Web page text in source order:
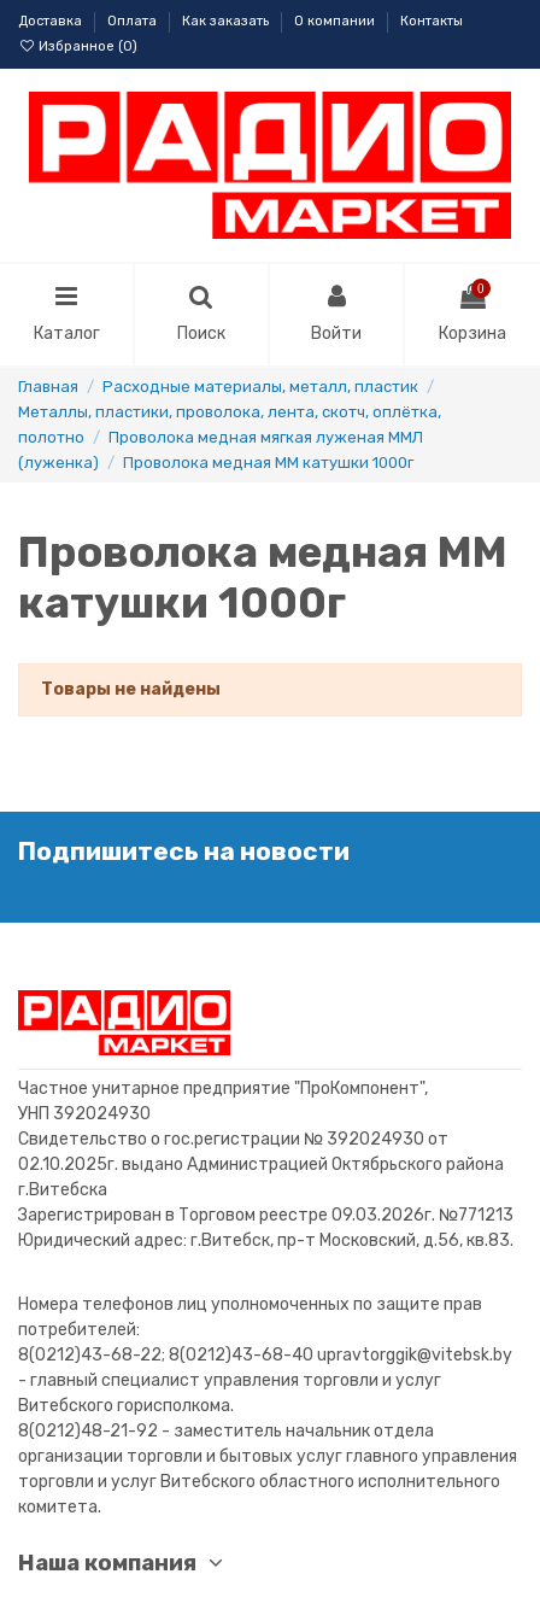
Доставка Оплата Как заказать О компании
Контакты
Избранное (0)
Каталог Поиск Войти
0
Корзина
Главная
Расходные материалы, металл, пластик
Металлы, пластики, проволока, лента, скотч, оплётка,
полотно
Проволока медная мягкая луженая ММЛ
(луженка)
Проволока медная ММ катушки 1000г
Проволока медная ММ
катушки 1000г
Товары не найдены
Подпишитесь на новости
Наша компания
Частное унитарное предприятие "ПроКомпонент",
УНП 392024930
Свидетельство о гос.регистрации № 392024930 от
02.10.2025г. выдано Администрацией Октябрьского района
г.Витебска
Зарегистрирован в Торговом реестре 09.03.2026г. №771213
Юридический адрес: г.Витебск, пр-т Московский, д.56, кв.83.
Номера телефонов лиц уполномоченных по защите прав
потребителей:
8(0212)43-68-22; 8(0212)43-68-40 upravtorggik@vitebsk.by
- главный специалист управления торговли и услуг
Витебского горисполкома.
8(0212)48-21-92 - заместитель начальник отдела
организации торговли и бытовых услуг главного управления
торговли и услуг Витебского областного исполнительного
комитета.